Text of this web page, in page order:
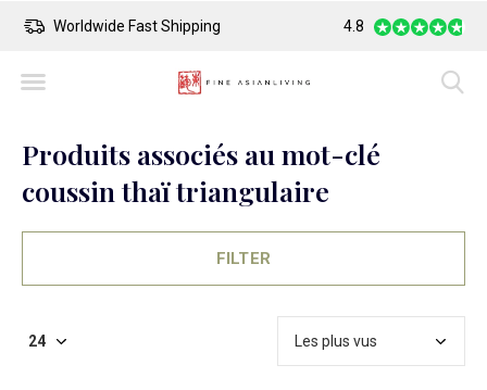
Safe Payment Largest Collection
4.8
Produits associés au mot-clé
coussin thaï triangulaire
FILTER